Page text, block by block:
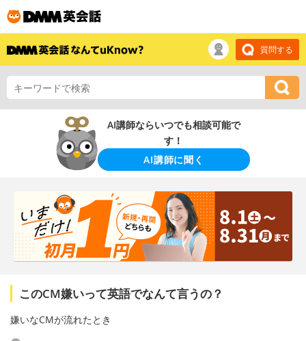
質問する
AI講師ならいつでも相談可能で
す！
AI講師に聞く
このCM嫌いって英語でなんて言うの？
嫌いなCMが流れたとき